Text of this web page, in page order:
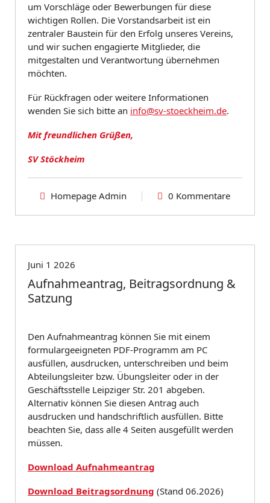
um Vorschläge oder Bewerbungen für diese
wichtigen Rollen. Die Vorstandsarbeit ist ein
zentraler Baustein für den Erfolg unseres Vereins,
und wir suchen engagierte Mitglieder, die
mitgestalten und Verantwortung übernehmen
möchten.
Für Rückfragen oder weitere Informationen
wenden Sie sich bitte an info@sv-stoeckheim.de.
Mit freundlichen Grüßen,
SV Stöckheim
Homepage Admin 0 Kommentare
Juni 1 2026
Aufnahmeantrag, Beitragsordnung &
Satzung
Den Aufnahmeantrag können Sie mit einem
formulargeeigneten PDF-Programm am PC
ausfüllen, ausdrucken, unterschreiben und beim
Abteilungsleiter bzw. Übungsleiter oder in der
Geschäftsstelle Leipziger Str. 201 abgeben.
Alternativ können Sie diesen Antrag auch
ausdrucken und handschriftlich ausfüllen. Bitte
beachten Sie, dass alle 4 Seiten ausgefüllt werden
müssen.
Download Aufnahmeantrag
Download Beitragsordnung (Stand 06.2026)